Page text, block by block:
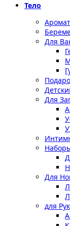
Тело
Для
Для
Для
для